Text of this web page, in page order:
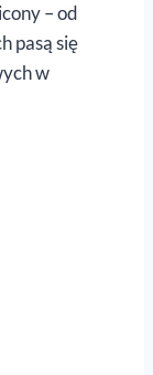
– od
pasą się
w